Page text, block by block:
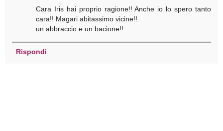
Cara Iris hai proprio ragione!! Anche io lo spero tanto
cara!! Magari abitassimo vicine!!
un abbraccio e un bacione!!
Rispondi